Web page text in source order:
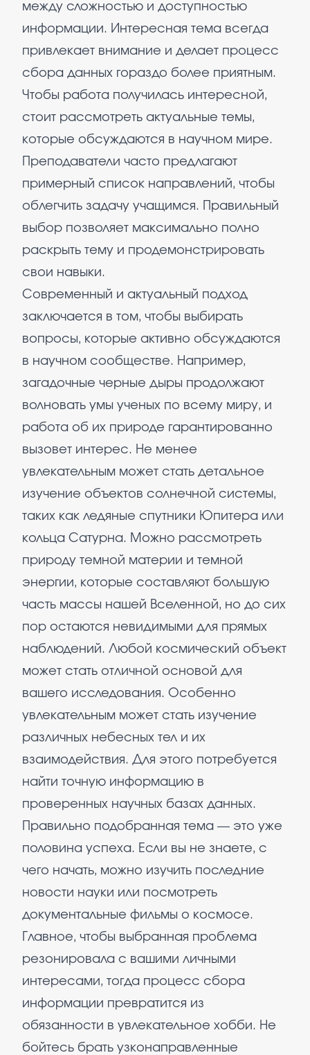
между сложностью и доступностью
информации. Интересная тема всегда
привлекает внимание и делает процесс
сбора данных гораздо более приятным.
Чтобы работа получилась интересной,
стоит рассмотреть актуальные темы,
которые обсуждаются в научном мире.
Преподаватели часто предлагают
примерный список направлений, чтобы
облегчить задачу учащимся. Правильный
выбор позволяет максимально полно
раскрыть тему и продемонстрировать
свои навыки.
Современный и актуальный подход
заключается в том, чтобы выбирать
вопросы, которые активно обсуждаются
в научном сообществе. Например,
загадочные черные дыры продолжают
волновать умы ученых по всему миру, и
работа об их природе гарантированно
вызовет интерес. Не менее
увлекательным может стать детальное
изучение объектов солнечной системы,
таких как ледяные спутники Юпитера или
кольца Сатурна. Можно рассмотреть
природу темной материи и темной
энергии, которые составляют большую
часть массы нашей Вселенной, но до сих
пор остаются невидимыми для прямых
наблюдений. Любой космический объект
может стать отличной основой для
вашего исследования. Особенно
увлекательным может стать изучение
различных небесных тел и их
взаимодействия. Для этого потребуется
найти точную информацию в
проверенных научных базах данных.
Правильно подобранная тема — это уже
половина успеха. Если вы не знаете, с
чего начать, можно изучить последние
новости науки или посмотреть
документальные фильмы о космосе.
Главное, чтобы выбранная проблема
резонировала с вашими личными
интересами, тогда процесс сбора
информации превратится из
обязанности в увлекательное хобби. Не
бойтесь брать узконаправленные